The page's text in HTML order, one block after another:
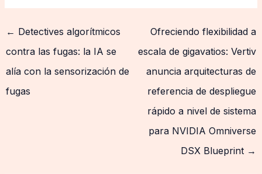
← Detectives algorítmicos
contra las fugas: la IA se
alía con la sensorización de
fugas
Ofreciendo flexibilidad a
escala de gigavatios: Vertiv
anuncia arquitecturas de
referencia de despliegue
rápido a nivel de sistema
para NVIDIA Omniverse
DSX Blueprint →